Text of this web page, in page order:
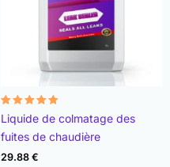
Note
4.89
sur 5
Liquide de colmatage des
fuites de chaudière
29.88 €